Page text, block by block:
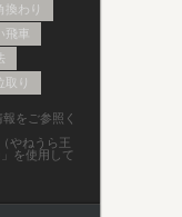
換わり
飛車
取り
をご参照く
やねうら王
を使用して